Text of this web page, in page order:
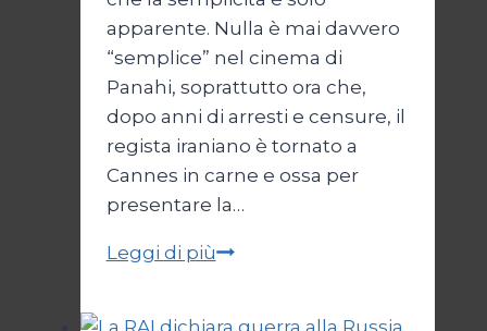
apparente. Nulla è mai davvero
“semplice” nel cinema di
Panahi, soprattutto ora che,
dopo anni di arresti e censure, il
regista iraniano è tornato a
Cannes in carne e ossa per
presentare la…
Leggi di piùUn